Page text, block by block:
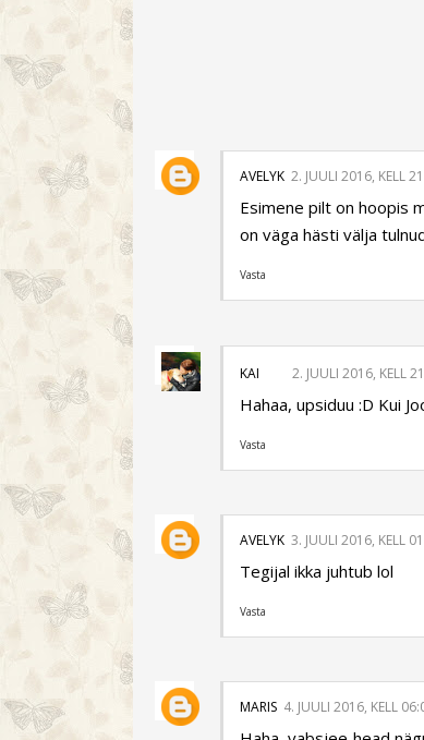
AVELYK 2. JUULI 2016, KELL
Esimene pilt on hoopis
on väga hästi välja
Vasta
KAI 2. JUULI 2016, KELL
Hahaa, upsiduu :D Kui
Vasta
AVELYK 3. JUULI 2016, KELL
Tegijal ikka juhtub lol
Vasta
MARIS 4. JUULI 2016, KELL